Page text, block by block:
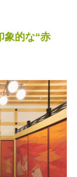
象的な“赤